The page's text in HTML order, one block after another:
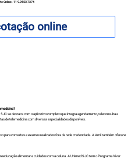
Online - 11 9.9553-7374
online
se destaca com o aplicativo completo que integra agendamento, teleconsulta e
de telemedicina com diversas especialidades disponíveis.
para consultas e exames realizados fora da rede credenciada. A Amil também oferece
alimentar e cuidados com a coluna. A Unimed SJC tem o Programa Viver